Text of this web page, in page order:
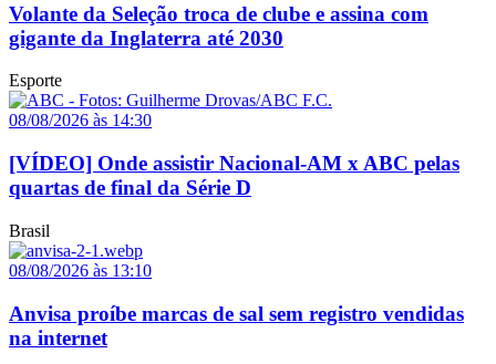
Volante da Seleção troca de clube e assina com
gigante da Inglaterra até 2030
Esporte
08/08/2026 às 14:30
[VÍDEO] Onde assistir Nacional-AM x ABC pelas
quartas de final da Série D
Brasil
08/08/2026 às 13:10
Anvisa proíbe marcas de sal sem registro vendidas
na internet